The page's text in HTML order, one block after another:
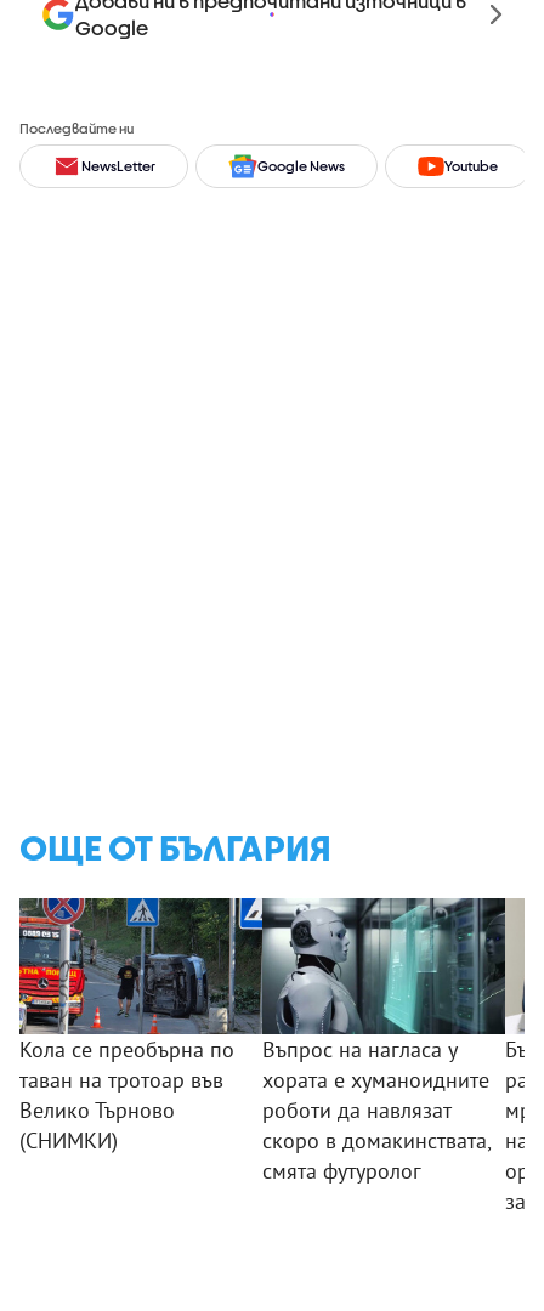
Google
Последвайте ни
NewsLetter Google News Youtube
ОЩЕ ОТ БЪЛГАРИЯ
Кола се преобърна по
таван на тротоар във
Велико Търново
(СНИМКИ)
Въпрос на нагласа у
хората е хуманоидните
роботи да навлязат
скоро в домакинствата,
смята футуролог